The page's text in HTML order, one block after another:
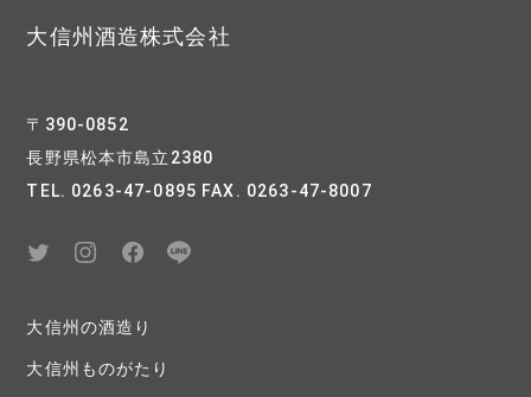
大信州酒造株式会社
〒390-0852
長野県松本市島立2380
TEL. 0263-47-0895 FAX. 0263-47-8007
大信州の酒造り
大信州ものがたり